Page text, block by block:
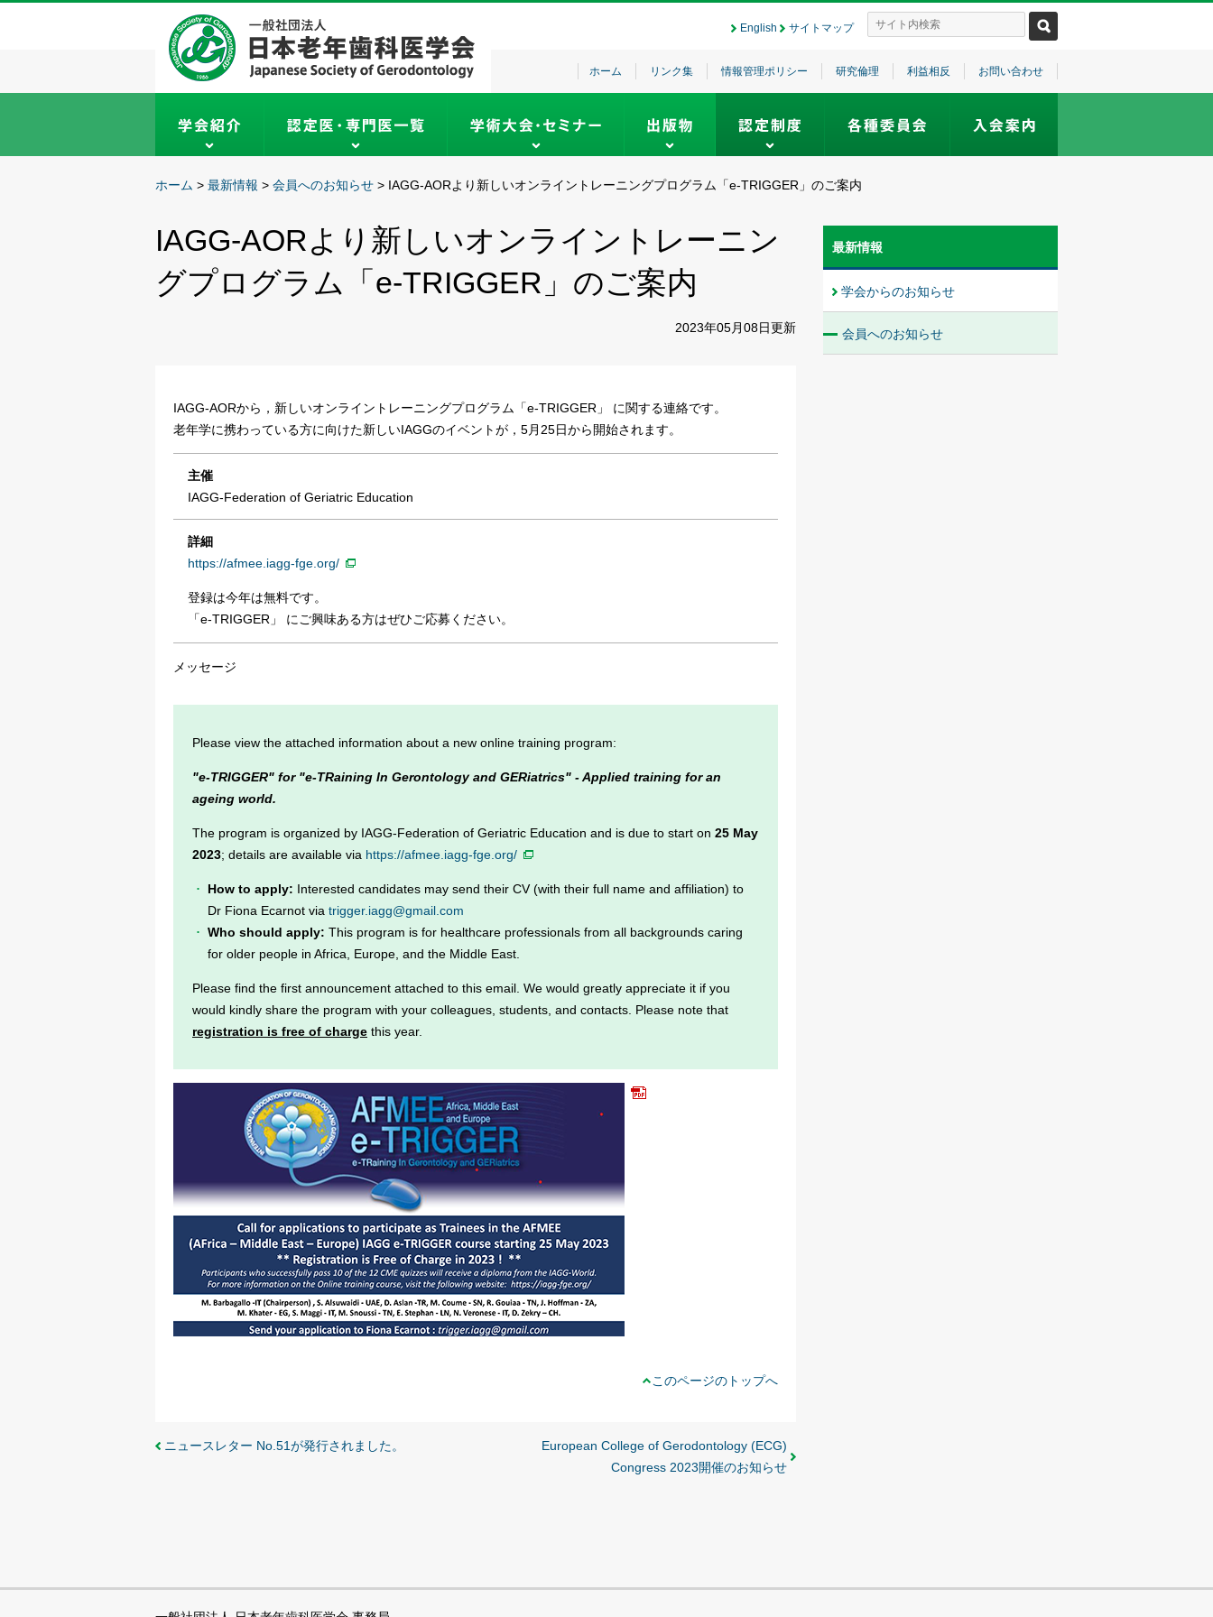
English サイトマップ
ホーム リンク集 情報管理ポリシー 研究倫理 利益相反 お問い合わせ
ホーム > 最新情報 > 会員へのお知らせ > IAGG-AORより新しいオンライントレーニングプログラム「e-TRIGGER」のご案内
IAGG-AORより新しいオンライントレーニン
グプログラム「e-TRIGGER」のご案内
2023年05月08日更新
IAGG-AORから，新しいオンライントレーニングプログラム「e-TRIGGER」 に関する連絡です。
老年学に携わっている方に向けた新しいIAGGのイベントが，5月25日から開始されます。
主催
IAGG-Federation of Geriatric Education
詳細
https://afmee.iagg-fge.org/
登録は今年は無料です。
「e-TRIGGER」 にご興味ある方はぜひご応募ください。
メッセージ
Please view the attached information about a new online training program:
"e-TRIGGER" for "e-TRaining In Gerontology and GERiatrics" - Applied training for an
ageing world.
The program is organized by IAGG-Federation of Geriatric Education and is due to start on 25 May
2023; details are available via https://afmee.iagg-fge.org/
How to apply: Interested candidates may send their CV (with their full name and affiliation) to
Dr Fiona Ecarnot via trigger.iagg@gmail.com
Who should apply: This program is for healthcare professionals from all backgrounds caring
for older people in Africa, Europe, and the Middle East.
Please find the first announcement attached to this email. We would greatly appreciate it if you
would kindly share the program with your colleagues, students, and contacts. Please note that
registration is free of charge this year.
このページのトップへ
ニュースレター No.51が発行されました。
European College of Gerodontology (ECG)
Congress 2023開催のお知らせ
最新情報
学会からのお知らせ
会員へのお知らせ